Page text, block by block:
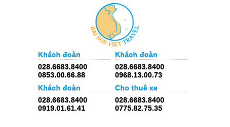
Khách đoàn
028.6683.8400
0853.00.66.88
Khách đoàn
028.6683.8400
0968.13.00.73
Khách đoàn
028.6683.8400
0919.01.61.41
Cho thuê xe
028.6683.8400
0775.82.75.35